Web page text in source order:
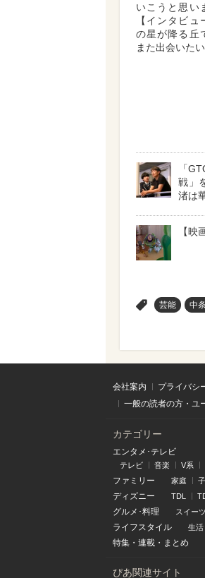
いこうと思い
【インタビュ
の星が降る丘
また出会いたい
「
戦」
渚は
【映
芸能 中
会社案内 プライバシ
一般の読者の方・ユ
カテゴリー
エンタメ･テレビ
テレビ 音楽 V系
ファミリー 家庭
ディズニー TDL
グルメ･料理 スイーツ
ライフスタイル 生活
特集 ・ 連載 ・ まとめ
ぴあ関連サイト